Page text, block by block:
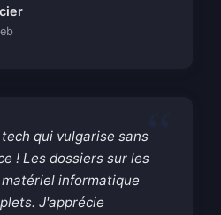
qui vulgarise sans
! Les dossiers sur les
informatique
J'apprécie